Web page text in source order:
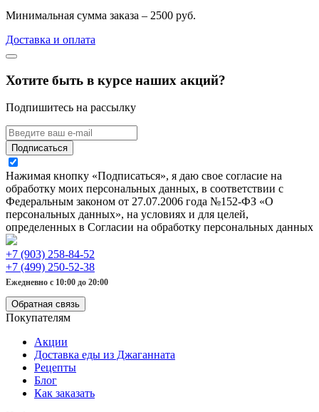
Минимальная сумма заказа – 2500 руб.
Доставка и оплата
Хотите быть в курсе наших акций?
Подпишитесь на рассылку
Подписаться
Нажимая кнопку «Подписаться», я даю свое согласие на
обработку моих персональных данных, в соответствии с
Федеральным законом от 27.07.2006 года №152-ФЗ «О
персональных данных», на условиях и для целей,
определенных в Согласии на обработку персональных данных
+7 (903) 258-84-52
+7 (499) 250-52-38
Ежедневно с 10:00 до 20:00
Обратная связь
Покупателям
Акции
Доставка еды из Джаганната
Рецепты
Блог
Как заказать